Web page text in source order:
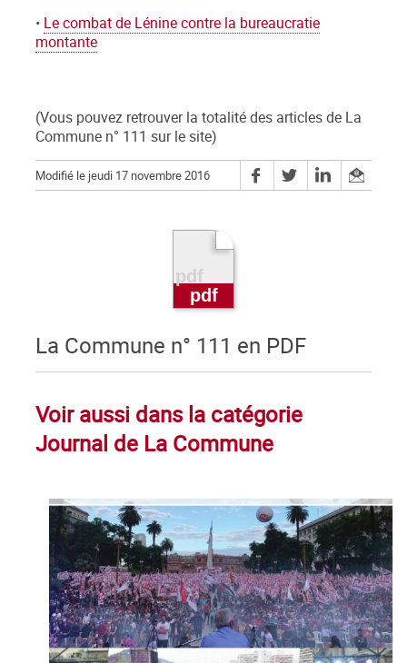
• Le combat de Lénine contre la bureaucratie
montante
(Vous pouvez retrouver la totalité des articles de La
Commune n° 111 sur le site)
Modifié le jeudi 17 novembre 2016
La Commune n° 111 en PDF
Voir aussi dans la catégorie
Journal de La Commune